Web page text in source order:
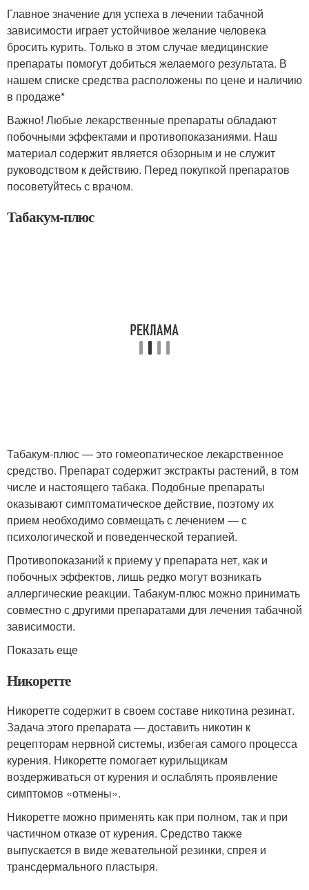
Главное значение для успеха в лечении табачной
зависимости играет устойчивое желание человека
бросить курить. Только в этом случае медицинские
препараты помогут добиться желаемого результата. В
нашем списке средства расположены по цене и наличию
в продаже*
Важно! Любые лекарственные препараты обладают
побочными эффектами и противопоказаниями. Наш
материал содержит является обзорным и не служит
руководством к действию. Перед покупкой препаратов
посоветуйтесь с врачом.
Табакум-плюс
Табакум-плюс — это гомеопатическое лекарственное
средство. Препарат содержит экстракты растений, в том
числе и настоящего табака. Подобные препараты
оказывают симптоматическое действие, поэтому их
прием необходимо совмещать с лечением — с
психологической и поведенческой терапией.
Противопоказаний к приему у препарата нет, как и
побочных эффектов, лишь редко могут возникать
аллергические реакции. Табакум-плюс можно принимать
совместно с другими препаратами для лечения табачной
зависимости.
Показать еще
Никоретте
Никоретте содержит в своем составе никотина резинат.
Задача этого препарата — доставить никотин к
рецепторам нервной системы, избегая самого процесса
курения. Никоретте помогает курильщикам
воздерживаться от курения и ослаблять проявление
симптомов «отмены».
Никоретте можно применять как при полном, так и при
частичном отказе от курения. Средство также
выпускается в виде жевательной резинки, спрея и
трансдермального пластыря.